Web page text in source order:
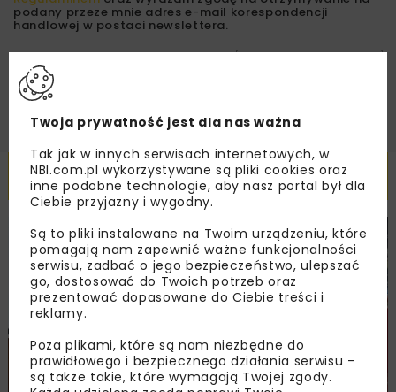
podany przeze mnie adres e-mail korespondencji
handlowej w postaci newslettera.
Powiązane artykuły
DROGI MOSTY TUNELE ARCHIWUM NBI WYDARZENIA
Twoja prywatność jest dla nas ważna
Tak jak w innych serwisach internetowych, w
NBI.com.pl wykorzystywane są pliki cookies oraz
inne podobne technologie, aby nasz portal był dla
Ciebie przyjazny i wygodny.
Są to pliki instalowane na Twoim urządzeniu, które
pomagają nam zapewnić ważne funkcjonalności
serwisu, zadbać o jego bezpieczeństwo, ulepszać
go, dostosować do Twoich potrzeb oraz
prezentować dopasowane do Ciebie treści i
reklamy.
Poza plikami, które są nam niezbędne do
prawidłowego i bezpiecznego działania serwisu –
są także takie, które wymagają Twojej zgody.